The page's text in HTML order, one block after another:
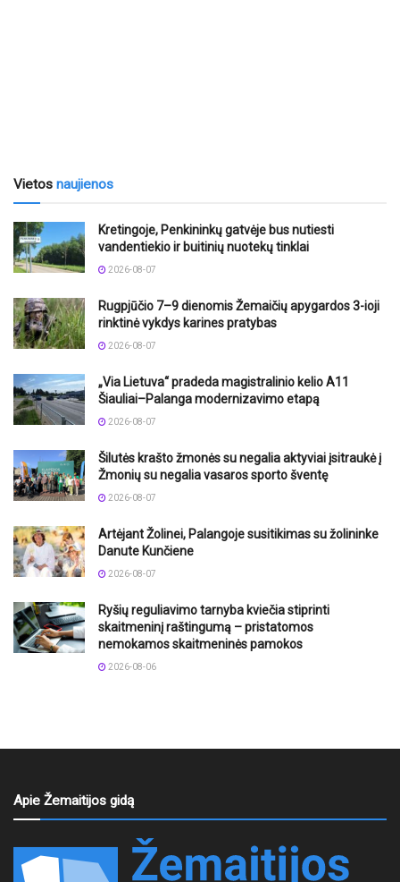
Vietos naujienos
Kretingoje, Penkininkų gatvėje bus nutiesti
vandentiekio ir buitinių nuotekų tinklai
2026-08-07
Rugpjūčio 7–9 dienomis Žemaičių apygardos 3-ioji
rinktinė vykdys karines pratybas
2026-08-07
„Via Lietuva“ pradeda magistralinio kelio A11
Šiauliai–Palanga modernizavimo etapą
2026-08-07
Šilutės krašto žmonės su negalia aktyviai įsitraukė į
Žmonių su negalia vasaros sporto šventę
2026-08-07
Artėjant Žolinei, Palangoje susitikimas su žolininke
Danute Kunčiene
2026-08-07
Ryšių reguliavimo tarnyba kviečia stiprinti
skaitmeninį raštingumą – pristatomos
nemokamos skaitmeninės pamokos
2026-08-06
Apie Žemaitijos gidą